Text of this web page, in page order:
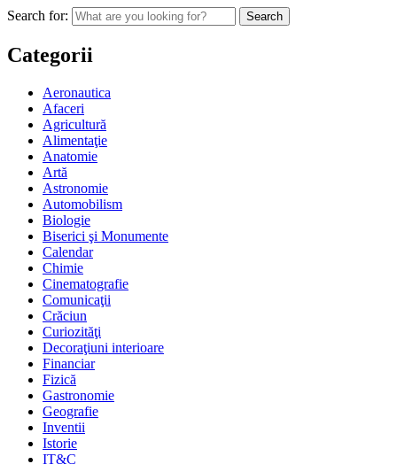
Search for:
Categorii
Aeronautica
Afaceri
Agricultură
Alimentaţie
Anatomie
Artă
Astronomie
Automobilism
Biologie
Biserici şi Monumente
Calendar
Chimie
Cinematografie
Comunicaţii
Crăciun
Curiozităţi
Decoraţiuni interioare
Financiar
Fizică
Gastronomie
Geografie
Inventii
Istorie
IT&C